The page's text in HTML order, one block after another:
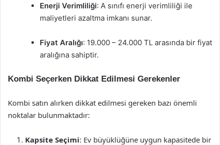
Enerji Verimliliği: A sınıfı enerji verimliliği ile
maliyetleri azaltma imkanı sunar.
Fiyat Aralığı: 19.000 – 24.000 TL arasında bir fiyat
aralığına sahiptir.
Kombi Seçerken Dikkat Edilmesi Gerekenler
Kombi satın alırken dikkat edilmesi gereken bazı önemli
noktalar bulunmaktadır:
Kapsite Seçimi: Ev büyüklüğüne uygun kapasitede bir